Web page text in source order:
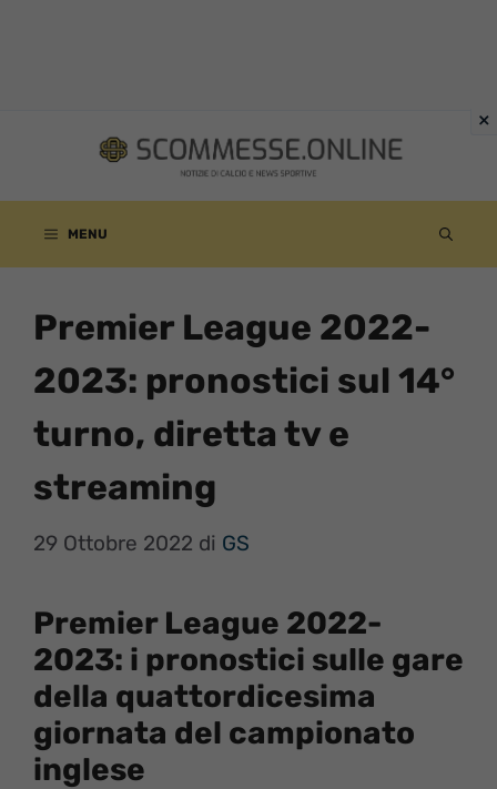
contenuto
MENU
Premier League 2022-
2023: pronostici sul 14°
turno, diretta tv e
streaming
29 Ottobre 2022 di GS
Premier League 2022-
2023: i pronostici sulle gare
della quattordicesima
giornata del campionato
inglese